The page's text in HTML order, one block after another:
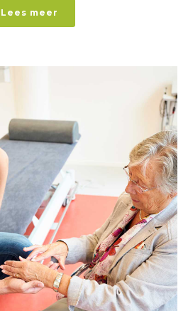
Lees meer